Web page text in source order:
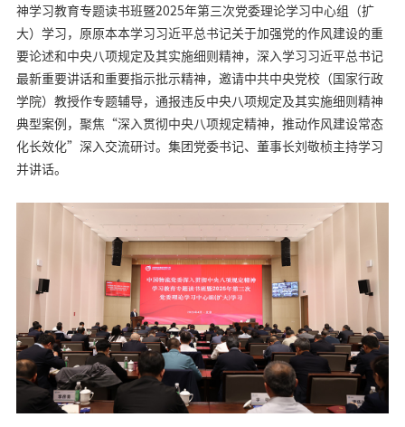
神学习教育专题读书班暨2025年第三次党委理论学习中心组（扩
大）学习，原原本本学习习近平总书记关于加强党的作风建设的重
要论述和中央八项规定及其实施细则精神，深入学习习近平总书记
最新重要讲话和重要指示批示精神，邀请中共中央党校（国家行政
学院）教授作专题辅导，通报违反中央八项规定及其实施细则精神
典型案例，聚焦“深入贯彻中央八项规定精神，推动作风建设常态
化长效化”深入交流研讨。集团党委书记、董事长刘敬桢主持学习
并讲话。